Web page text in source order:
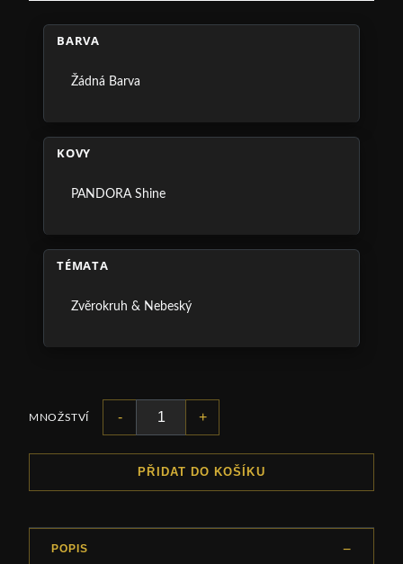
BARVA
Žádná Barva
KOVY
PANDORA Shine
TÉMATA
Zvěrokruh & Nebeský
MNOŽSTVÍ - +
PŘIDAT DO KOŠÍKU
POPIS